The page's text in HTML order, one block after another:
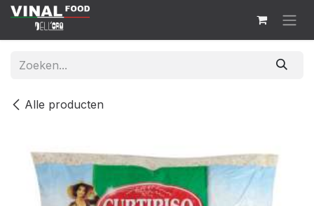
Overslaan naar inhoud
Alle producten